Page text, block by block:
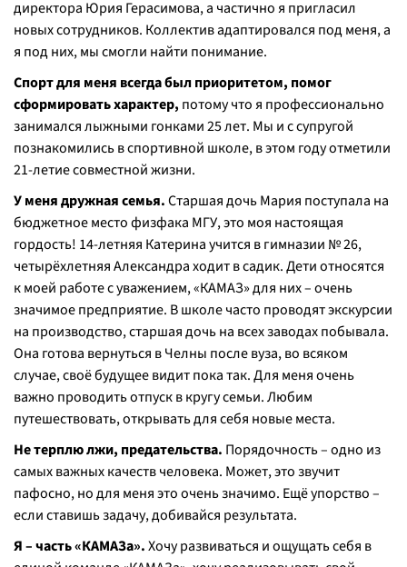
директора Юрия Герасимова, а частично я пригласил
новых сотрудников. Коллектив адаптировался под меня, а
я под них, мы смогли найти понимание.
Спорт для меня всегда был приоритетом, помог
сформировать характер, потому что я профессионально
занимался лыжными гонками 25 лет. Мы и с супругой
познакомились в спортивной школе, в этом году отметили
21-летие совместной жизни.
У меня дружная семья.Старшая дочь Мария поступала на
бюджетное место физфака МГУ, это моя настоящая
гордость! 14-летняя Катерина учится в гимназии № 26,
четырёхлетняя Александра ходит в садик. Дети относятся
к моей работе с уважением, «КАМАЗ» для них – очень
значимое предприятие. В школе часто проводят экскурсии
на производство, старшая дочь на всех заводах побывала.
Она готова вернуться в Челны после вуза, во всяком
случае, своё будущее видит пока так. Для меня очень
важно проводить отпуск в кругу семьи. Любим
путешествовать, открывать для себя новые места.
Не терплю лжи, предательства. Порядочность – одно из
самых важных качеств человека. Может, это звучит
пафосно, но для меня это очень значимо. Ещё упорство –
если ставишь задачу, добивайся результата.
Я – часть «КАМАЗа».Хочу развиваться и ощущать себя в